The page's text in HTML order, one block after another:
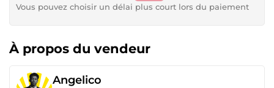
Vous pouvez choisir un délai plus court lors du paiement
À propos du vendeur
Angelico